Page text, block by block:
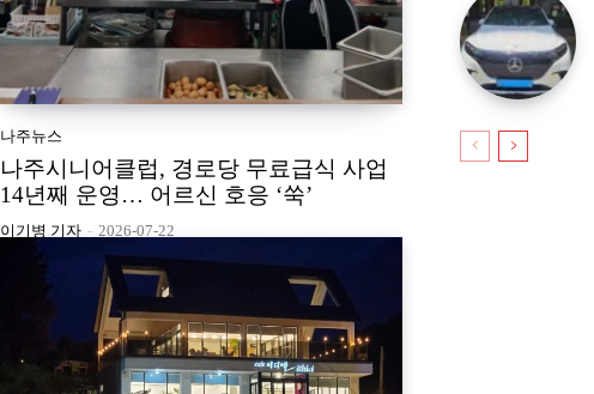
나주뉴스
나주시니어클럽, 경로당 무료급식 사업
14년째 운영… 어르신 호응 ‘쑥’
이기병 기자 - 2026-07-22